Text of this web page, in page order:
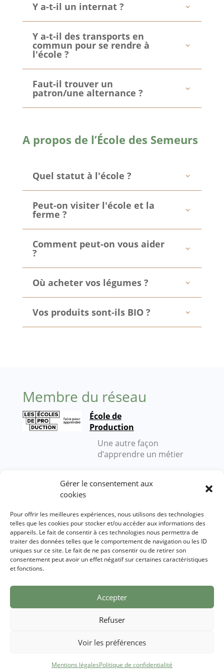
Gérer le consentement aux
cookies
Pour offrir les meilleures expériences, nous utilisons des technologies
telles que les cookies pour stocker et/ou accéder aux informations des
appareils. Le fait de consentir à ces technologies nous permettra de
traiter des données telles que le comportement de navigation ou les ID
uniques sur ce site. Le fait de ne pas consentir ou de retirer son
consentement peut avoir un effet négatif sur certaines caractéristiques
et fonctions.
Accepter
Refuser
Voir les préférences
Mentions légalesPolitique de confidentialité
Y a-t-il un internat ?
Y a-t-il des transports en
commun pour se rendre à
l'école ?
Faut-il trouver un
patron/une alternance ?
A propos de l’École des Semeurs
Quel statut à l'école ?
Peut-on visiter l'école et la
ferme ?
Comment peut-on vous aider
?
Où acheter vos légumes ?
Vos produits sont-ils BIO ?
Membre du réseau
École de
Production
Une autre façon
d’apprendre un métier
Nous contacter
École des Semeurs
2 rue des Forges
27410 Beaumesnil
Demander un renseignement
Mentions légales
Politique de confidentialité